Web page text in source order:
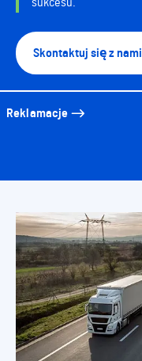
Skontaktuj się z nami
Reklamacje